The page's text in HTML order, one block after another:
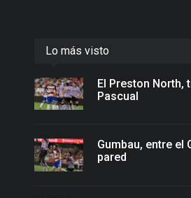
Lo más visto
El Preston North,
Pascual
Gumbau, entre el
pared